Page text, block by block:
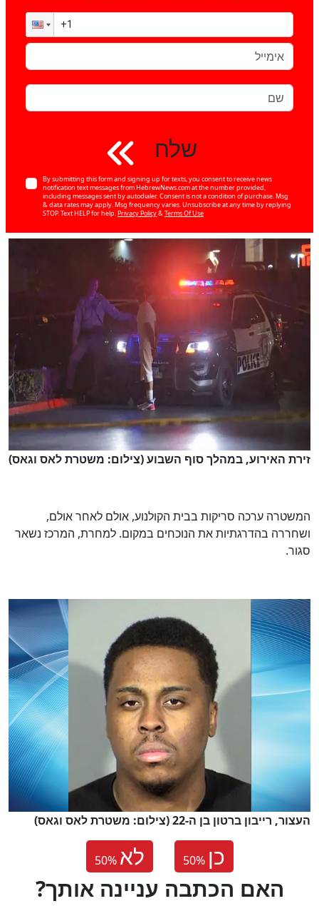
שלח
By submitting this form and signing up for texts, you consent to receive news
notification text messages from HebrewNews.com at the number provided,
including messages sent by autodialer. Consent is not a condition of purchase. Msg
& data rates may apply. Msg frequency varies. Unsubscribe at any time by replying
STOP. Text HELP for help. Privacy Policy& Terms Of Use
זירת האירוע, במהלך סוף השבוע (צילום: משטרת לאס וגאס)
המשטרה ערכה סריקות בבית הקולנוע, אולם לאחר אולם,
ושחררה בהדרגתיות את הנוכחים במקום. למחרת, המרכז נשאר
סגור.
העצור, רייבון ברטון בן ה-22 (צילום: משטרת לאס וגאס)
50% לא 50% כן
?האם הכתבה עניינה אותך